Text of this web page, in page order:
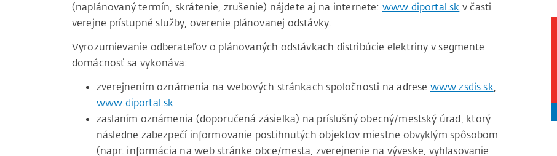
(naplánovaný termín, skrátenie, zrušenie) nájdete aj na internete: www.diportal.sk v časti
verejne prístupné služby, overenie plánovanej odstávky.
Vyrozumievanie odberateľov o plánovaných odstávkach distribúcie elektriny v segmente
domácnosť sa vykonáva:
zverejnením oznámenia na webových stránkach spoločnosti na adrese www.zsdis.sk,
www.diportal.sk
zaslaním oznámenia (doporučená zásielka) na príslušný obecný/mestský úrad, ktorý
následne zabezpečí informovanie postihnutých objektov miestne obvyklým spôsobom
(napr. informácia na web stránke obce/mesta, zverejnenie na výveske, vyhlasovanie